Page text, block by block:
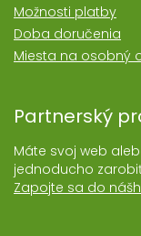
Možnosti platby
Doba doručenia
Miesta na osobný
Partnerský
Máte svoj web
jednoducho
Zapojte sa do